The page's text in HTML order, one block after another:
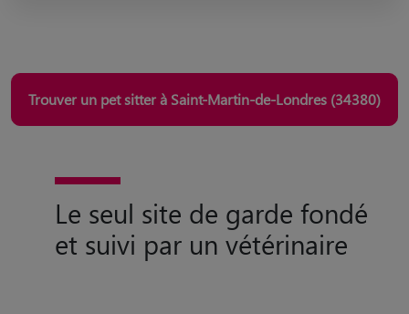
Trouver un pet sitter à Saint-Martin-de-Londres (34380)
Le seul site de garde fondé
et suivi par un vétérinaire